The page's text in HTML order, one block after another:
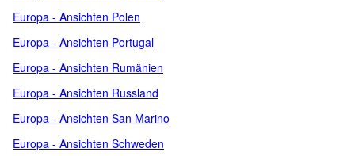
Europa - Ansichten Polen
Europa - Ansichten Portugal
Europa - Ansichten Rumänien
Europa - Ansichten Russland
Europa - Ansichten San Marino
Europa - Ansichten Schweden